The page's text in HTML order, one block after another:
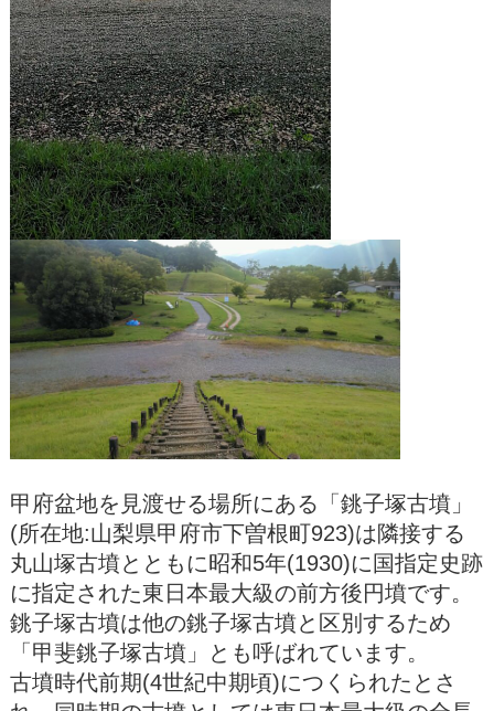
甲府盆地を見渡せる場所にある「銚子塚古墳」
(所在地:山梨県甲府市下曽根町923)は隣接する
丸山塚古墳とともに昭和5年(1930)に国指定史跡
に指定された東日本最大級の前方後円墳です。
銚子塚古墳は他の銚子塚古墳と区別するため
「甲斐銚子塚古墳」とも呼ばれています。
古墳時代前期(4世紀中期頃)につくられたとさ